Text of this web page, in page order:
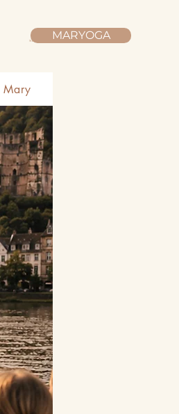
MARYOGA
Warenkorb
Mary